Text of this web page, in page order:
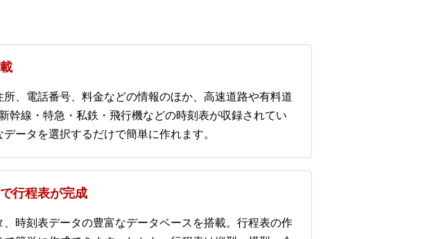
、電話番号、料金などの情報のほか、高速道路や有料道
幹線・特急・私鉄・飛行機などの時刻表が収録されてい
ータを選択するだけで簡単に作れます。
行程表が完成
時刻表データの豊富なデータベースを搭載。行程表の作